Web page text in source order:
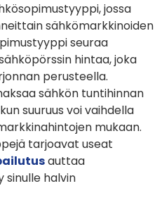
jossa
sähkömarkkinoiden
seuraa
hintaa, joka
perusteella.
sähkön tuntihinnan
suuruus voi vaihdella
mukaan.
tarjoavat useat
auttaa
sinulle halvin